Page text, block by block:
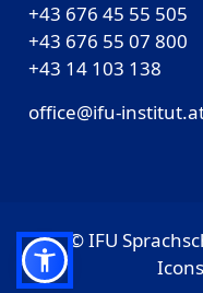
+43 676 45 55 505
+43 676 55 07 800
‎+43 14 103 138
office@ifu-
© IFU